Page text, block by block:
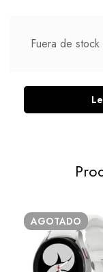
Fuera de stock
AGOTADO